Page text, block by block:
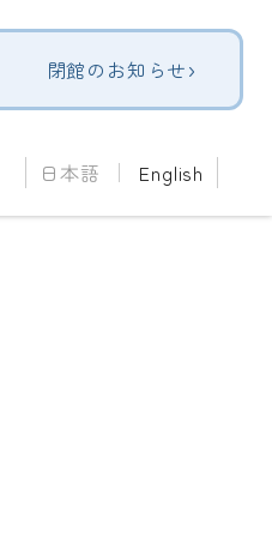
閉館のお知らせ›
日本語 English